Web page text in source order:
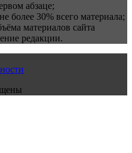
абзаце;
более 30% всего материала;
материалов сайта
редакции.